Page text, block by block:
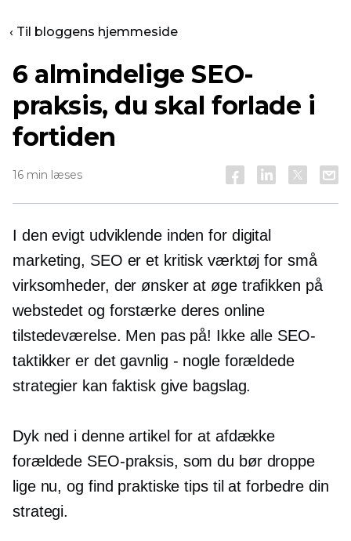
‹ Til bloggens hjemmeside
6 almindelige SEO-
praksis, du skal forlade i
fortiden
16 min læses
I denevigt udviklendeinden for digital
marketing, SEO er et kritisk værktøj for små
virksomheder, der ønsker at øge trafikken på
webstedet og forstærke deres online
tilstedeværelse. Men pas på! Ikke alle SEO-
taktikker er detgavnlig - nogleforældede
strategier kan faktisk give bagslag.
Dyk ned i denne artikel for at afdække
forældede SEO-praksis, som du bør droppe
lige nu, og find praktiske tips til at forbedre din
strategi.